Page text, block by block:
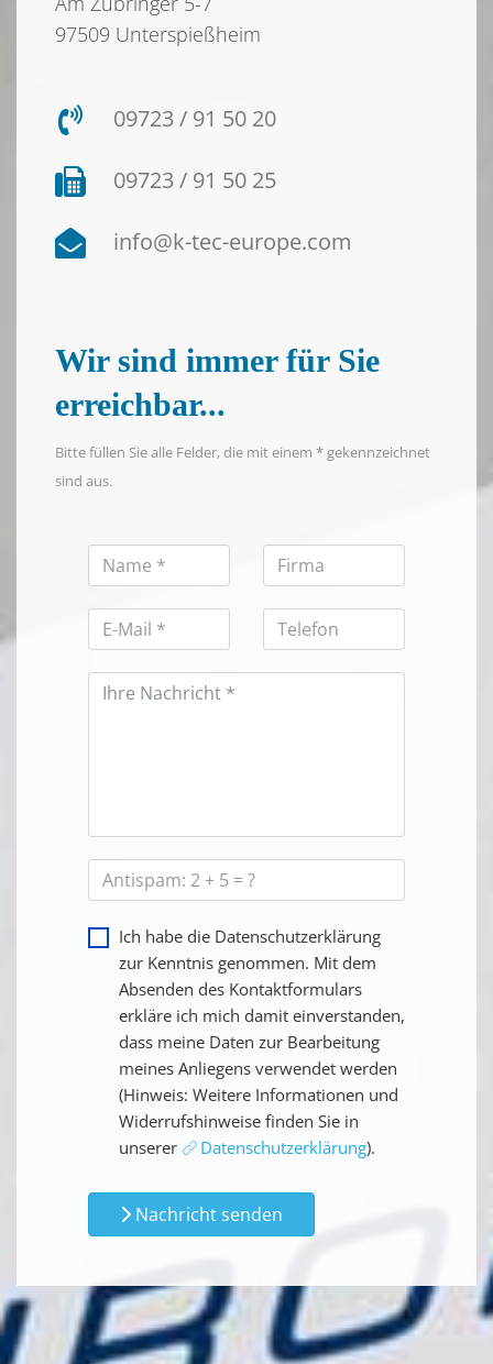
97509 Unterspießheim
09723 / 91 50 20
09723 / 91 50 25
info@k-tec-europe.com
Wir sind immer für Sie
erreichbar...
Bitte füllen Sie alle Felder, die mit einem * gekennzeichnet
sind aus.
Ich habe die Datenschutzerklärung
zur Kenntnis genommen. Mit dem
Absenden des Kontaktformulars
erkläre ich mich damit einverstanden,
dass meine Daten zur Bearbeitung
meines Anliegens verwendet werden
(Hinweis: Weitere Informationen und
Widerrufshinweise finden Sie in
unserer
Datenschutzerklärung).
Nachricht senden